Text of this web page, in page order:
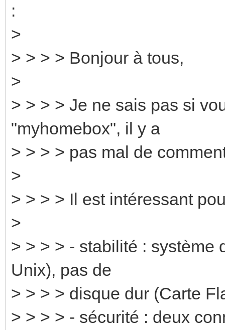
:
>
> > > > Bonjour à tous,
>
> > > > Je ne sais pas si
"myhomebox", il y a
> > > > pas mal de
>
> > > > Il est intéressant
>
> > > > - stabilité : système
Unix), pas de
> > > > disque dur (Carte
> > > > - sécurité : deux